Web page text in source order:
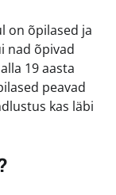
on õpilased ja
nad õpivad
19 aasta
peavad
kas läbi